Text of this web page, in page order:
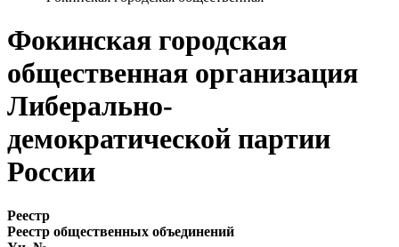
Фокинская городская
общественная организация
Либерально-
демократической партии
России
Реестр
Реестр общественных объединений